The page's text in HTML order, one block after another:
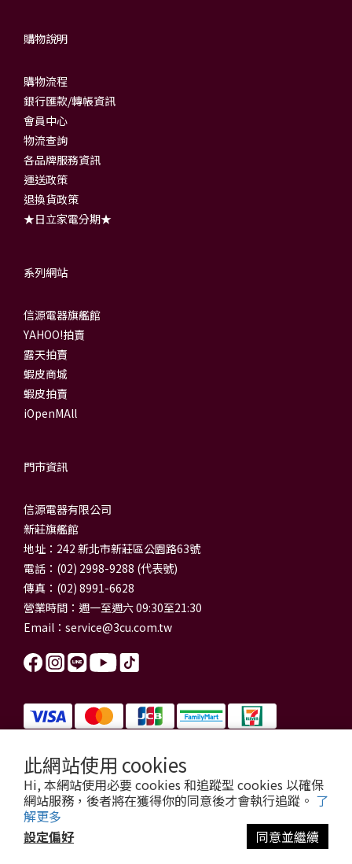
此網站使用 cookies
Hi, 本網站使用必要 cookies 和追蹤型 cookies 以確保
網站服務，後者將在獲得你的同意後才會執行追蹤。 了
解更多
設定偏好
同意並繼續
購物說明
購物流程
銀行匯款/轉帳資訊
會員中心
物流查詢
各品牌服務資訊
運送政策
退換貨政策
★日立家電分期★
系列網站
信源電器旗艦館
YAHOO!拍賣
露天拍賣
蝦皮商城
蝦皮拍賣
iOpenMAll
門市資訊
信源電器有限公司
新莊旗艦館
地址：242 新北市新莊區公園路63號
電話：(02) 2998-9288 (代表號)
傳真：(02) 8991-6628
營業時間：週一至週六 09:30至21:30
Email： service@3cu.com.tw
信源電器有限公司 統一編號：84179325
門市地址：新北市新莊區公園路63號
信源電器 版權所有
copyright © 2026 3cu.com.tw All Rights Reserved.